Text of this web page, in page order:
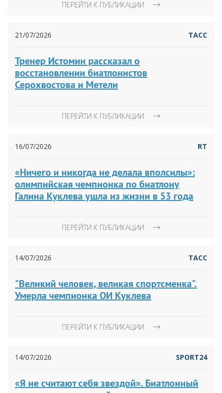
ПЕРЕЙТИ К ПУБЛИКАЦИИ
21/07/2026 ТАСС
Тренер Истомин рассказал о
восстановлении биатлонистов
Серохвостова и Метели
ПЕРЕЙТИ К ПУБЛИКАЦИИ
16/07/2026 RT
«Ничего и никогда не делала вполсилы»:
олимпийская чемпионка по биатлону
Галина Куклева ушла из жизни в 53 года
ПЕРЕЙТИ К ПУБЛИКАЦИИ
14/07/2026 ТАСС
"Великий человек, великая спортсменка".
Умерла чемпионка ОИ Куклева
ПЕРЕЙТИ К ПУБЛИКАЦИИ
14/07/2026 SPORT24
«Я не считают себя звездой». Биатлонный